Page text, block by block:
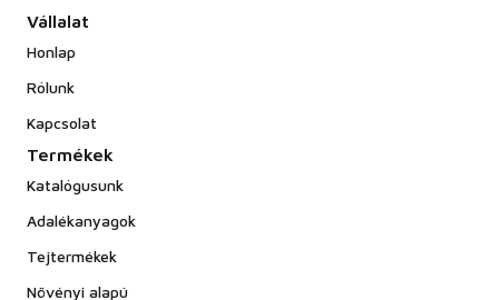
Vállalat
Honlap
Rólunk
Kapcsolat
Termékek
Katalógusunk
Adalékanyagok
Tejtermékek
Növényi alapú